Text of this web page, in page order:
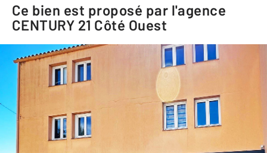
Ce bien est proposé par l'agence
CENTURY 21 Côté Ouest